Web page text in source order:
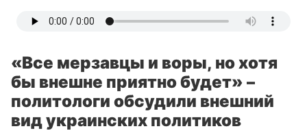
«Все мерзавцы и воры, но хотя
бы внешне приятно будет» –
политологи обсудили внешний
вид украинских политиков